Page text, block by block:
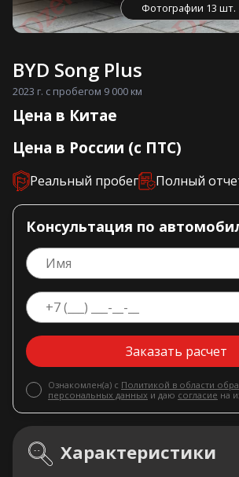
Фотографии 13 шт.
BYD Song Plus
2023 г. с пробегом 9 000 км
Цена в Китае
Цена в России (с ПТС)
Реальный пробег Полный
Консультация по
Заказать расчет
Ознакомлен(а) с Политикой в области
персональных данных и даю согласие на
Характеристики